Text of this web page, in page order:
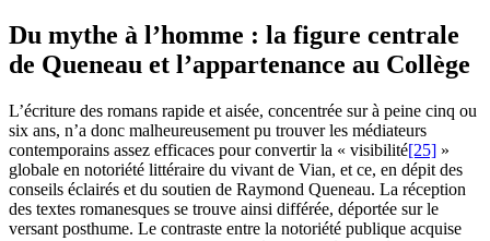
Du mythe à l’homme : la figure centrale
de Queneau et l’appartenance au Collège
L’écriture des romans rapide et aisée, concentrée sur à peine cinq ou
six ans, n’a donc malheureusement pu trouver les médiateurs
contemporains assez efficaces pour convertir la « visibilité[25] »
globale en notoriété littéraire du vivant de Vian, et ce, en dépit des
conseils éclairés et du soutien de Raymond Queneau. La réception
des textes romanesques se trouve ainsi différée, déportée sur le
versant posthume. Le contraste entre la notoriété publique acquise